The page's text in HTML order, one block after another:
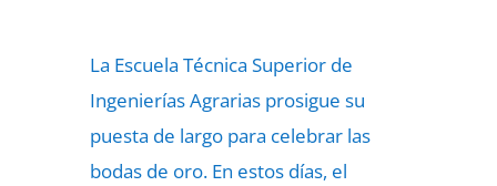
La Escuela Técnica Superior de
Ingenierías Agrarias prosigue su
puesta de largo para celebrar las
bodas de oro. En estos días, el